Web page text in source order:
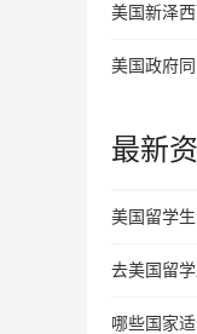
美国新泽
美国政府
最新
美国留学生
去美国留学
哪些国家